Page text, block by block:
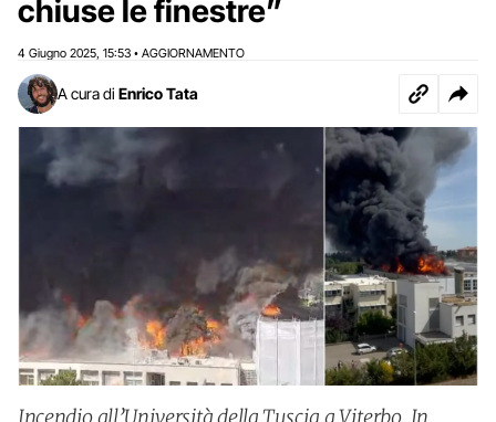
chiuse le finestre”
4 Giugno 2025 15:53 • AGGIORNAMENTO
A cura di Enrico Tata